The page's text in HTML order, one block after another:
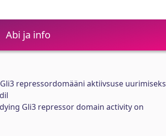
Abi ja info
repressordomääni aktiivsuse uurimiseks
Gli3 repressor domain activity on